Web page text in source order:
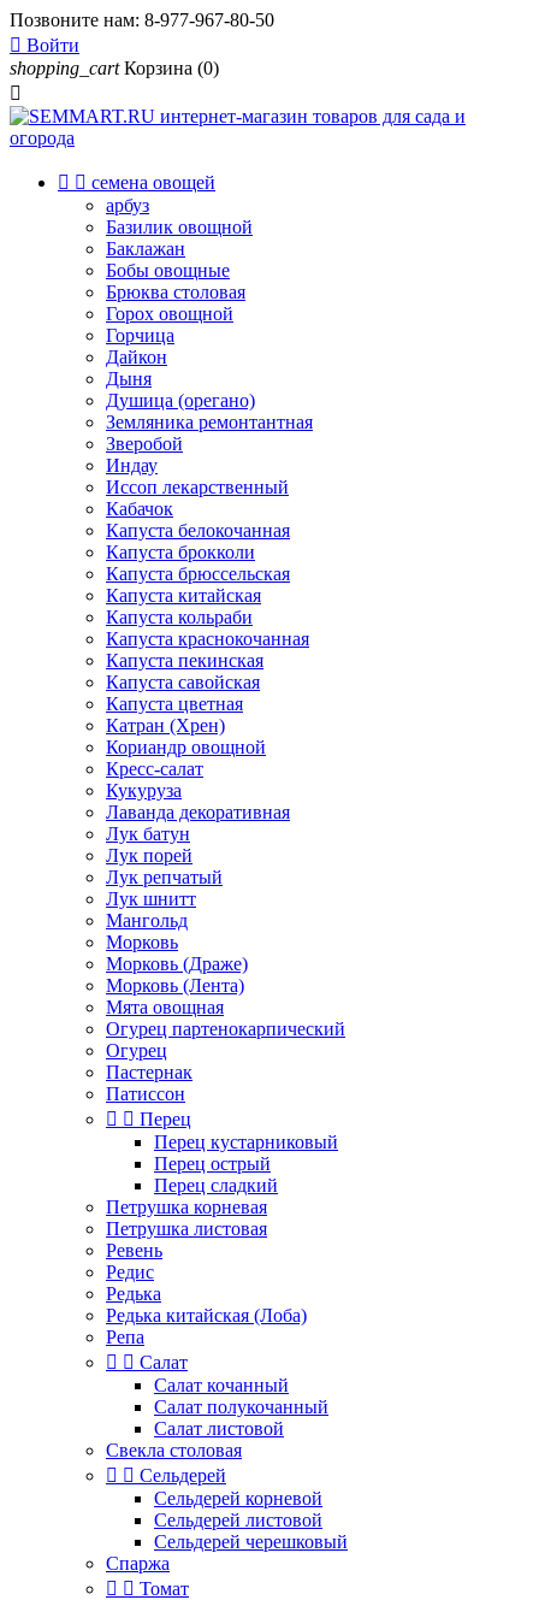
Позвоните нам: 8-977-967-80-50
 Войти
shopping_cart Корзина (0)

  семена овощей
арбуз
Базилик овощной
Баклажан
Бобы овощные
Брюква столовая
Горох овощной
Горчица
Дайкон
Дыня
Душица (орегано)
Земляника ремонтантная
Зверобой
Индау
Иссоп лекарственный
Кабачок
Капуста белокочанная
Капуста брокколи
Капуста брюссельская
Капуста китайская
Капуста кольраби
Капуста краснокочанная
Капуста пекинская
Капуста савойская
Капуста цветная
Катран (Хрен)
Кориандр овощной
Кресс-салат
Кукуруза
Лаванда декоративная
Лук батун
Лук порей
Лук репчатый
Лук шнитт
Мангольд
Морковь
Морковь (Драже)
Морковь (Лента)
Мята овощная
Огурец партенокарпический
Огурец
Пастернак
Патиссон
  Перец
Перец кустарниковый
Перец острый
Перец сладкий
Петрушка корневая
Петрушка листовая
Ревень
Редис
Редька
Редька китайская (Лоба)
Репа
  Салат
Салат кочанный
Салат полукочанный
Салат листовой
Свекла столовая
  Сельдерей
Сельдерей корневой
Сельдерей листовой
Сельдерей черешковый
Спаржа
  Томат